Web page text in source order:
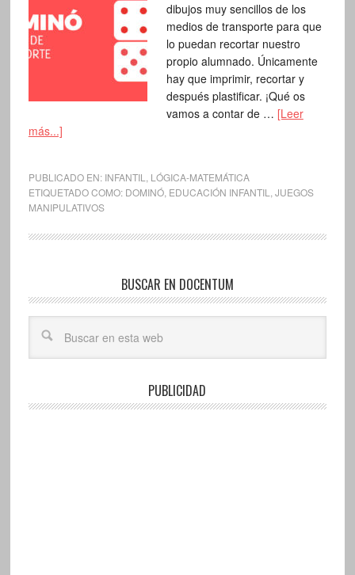
dibujos muy sencillos de los
medios de transporte para que
lo puedan recortar nuestro
propio alumnado. Únicamente
hay que imprimir, recortar y
después plastificar. ¡Qué os
vamos a contar de … [Leer
más...]
PUBLICADO EN: INFANTIL
LÓGICA-MATEMÁTICA
ETIQUETADO COMO: DOMINÓ, EDUCACIÓN INFANTIL
JUEGOS
MANIPULATIVOS
BUSCAR EN DOCENTUM
PUBLICIDAD